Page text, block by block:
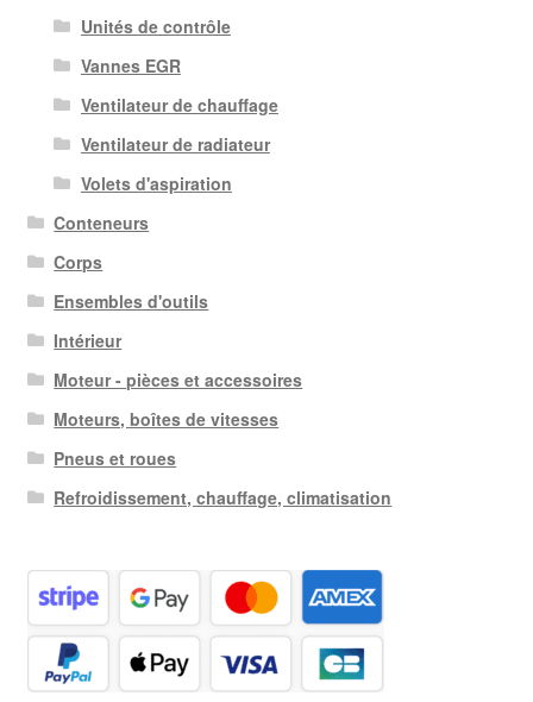
Unités de contrôle
Vannes EGR
Ventilateur de chauffage
Ventilateur de radiateur
Volets d'aspiration
Conteneurs
Corps
Ensembles d'outils
Intérieur
Moteur - pièces et accessoires
Moteurs, boîtes de vitesses
Pneus et roues
Refroidissement, chauffage, climatisation